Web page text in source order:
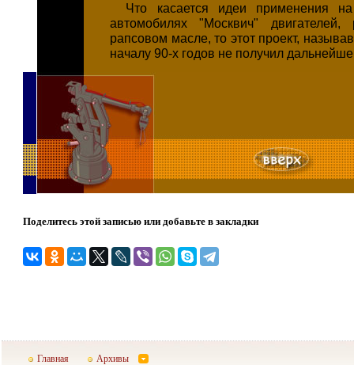
Что касается идеи применения на
автомобилях "Москвич"
рапсовом масле, то этот проект,
началу 90-х годов не получил
Поделитесь этой записью или добавьте в закладки
Главная Архивы